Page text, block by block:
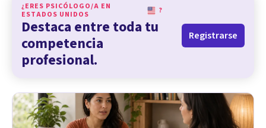
¿ERES PSICÓLOGO/A EN
ESTADOS UNIDOS
?
Destaca entre toda tu
competencia
profesional.
Registrarse